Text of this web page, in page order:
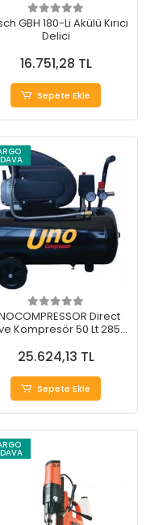
GBH 180-Li Akülü Kırıcı
Delici
16.751,28 TL
Sepete Ekle
Direct
Kompresör 50 Lt 2850
)
25.624,13 TL
Sepete Ekle